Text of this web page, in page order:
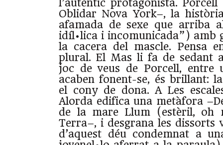
l’autèntic protagonista. Porcell
Oblidar Nova York–, la
afamada de sexe que arriba
idíl•lica i incomunicada”) amb
la cacera del mascle. Pensa
plural. El Mas li fa de sedant
joc de veus de Porcell,
acaben fonent-se, és brillant:
el cony de dona. A Les
Alorda edifica una metàfora
de la mare Llum (estèril, oh
Terra–, i desgrana les dissorts
d’aquest déu condemnat a